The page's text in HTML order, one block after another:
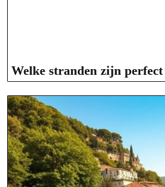
Welke stranden zijn perfect